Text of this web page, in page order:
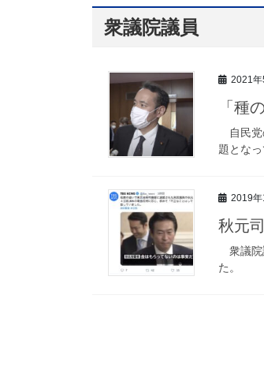
衆議院議員
2021年
「種
自民党
題となっ
2019年
秋元
衆議院
た。